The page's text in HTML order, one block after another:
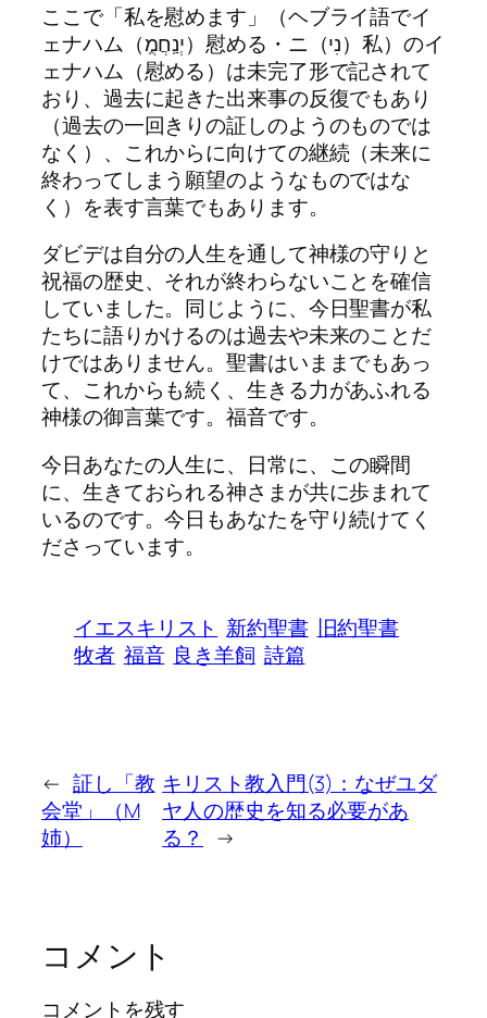
ここで「私を慰めます」（ヘブライ語でイ
ェナハム（יְנַֽחֲמֻֽ）慰める・ニ（נִי）私）のイ
ェナハム（慰める）は未完了形で記されて
おり、過去に起きた出来事の反復でもあり
（過去の一回きりの証しのようのものでは
なく）、これからに向けての継続（未来に
終わってしまう願望のようなものではな
く）を表す言葉でもあります。
ダビデは自分の人生を通して神様の守りと
祝福の歴史、それが終わらないことを確信
していました。同じように、今日聖書が私
たちに語りかけるのは過去や未来のことだ
けではありません。聖書はいままでもあっ
て、これからも続く、生きる力があふれる
神様の御言葉です。福音です。
今日あなたの人生に、日常に、この瞬間
に、生きておられる神さまが共に歩まれて
いるのです。今日もあなたを守り続けてく
ださっています。
イエスキリスト 新約聖書 旧約聖書
牧者 福音 良き羊飼 詩篇
← 証し「教
会堂」（M
姉）
キリスト教入門(3)：なぜユダ
ヤ人の歴史を知る必要があ
る？
→
コメント
コメントを残す